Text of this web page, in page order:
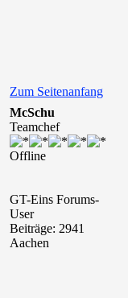
Zum Seitenanfang
McSchu
Teamchef
Offline
GT-Eins Forums-
User
Beiträge: 2941
Aachen